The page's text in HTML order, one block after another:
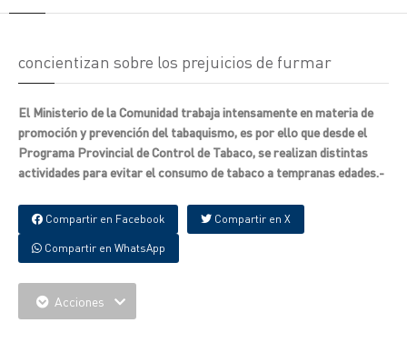
concientizan sobre los prejuicios de furmar
El Ministerio de la Comunidad trabaja intensamente en materia de
promoción y prevención del tabaquismo, es por ello que desde el
Programa Provincial de Control de Tabaco, se realizan distintas
actividades para evitar el consumo de tabaco a tempranas edades.-
Compartir en Facebook Compartir en X
Compartir en WhatsApp
Acciones